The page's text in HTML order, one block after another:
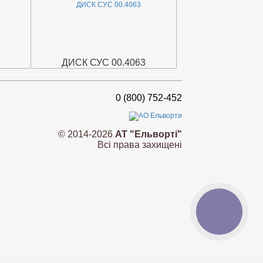
ДИСК СУС 00.4063
0 (800) 752-452
© 2014-2026 АТ "Ельворті"
Всі права захищені